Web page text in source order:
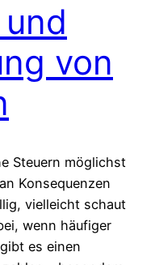
von
Steuern möglichst
Konsequenzen
vielleicht schaut
wenn häufiger
es einen